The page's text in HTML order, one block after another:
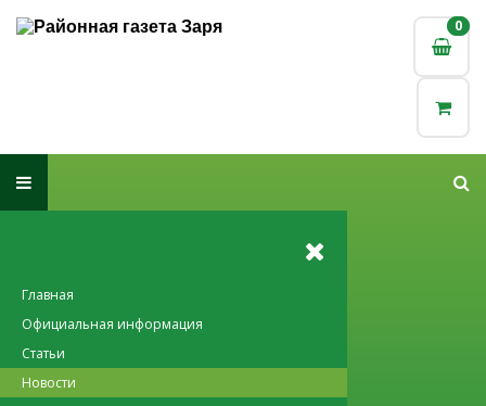
0
0
Главная
Официальная информация
Статьи
Новости